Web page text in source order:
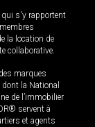
qui s'y rapportent
la location de
collaborative.
marques
la National
de l’immobilier
servent à
et agents